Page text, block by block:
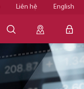
Liên hệ English